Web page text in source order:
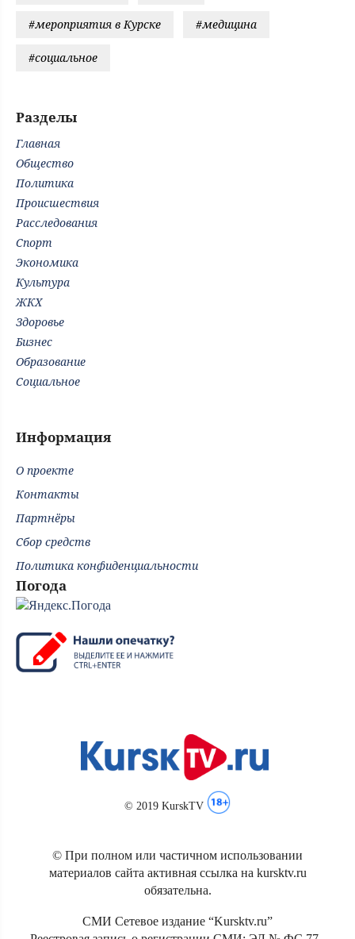
#мероприятия в Курске #медицина
#социальное
Разделы
Главная
Общество
Политика
Происшествия
Расследования
Спорт
Экономика
Культура
ЖКХ
Здоровье
Бизнес
Образование
Социальное
Информация
О проекте
Контакты
Партнёры
Сбор средств
Политика конфиденциальности
Погода
© 2019 KurskTV
© При полном или частичном использовании
материалов сайта активная ссылка на kursktv.ru
обязательна.
СМИ Сетевое издание “Kursktv.ru”